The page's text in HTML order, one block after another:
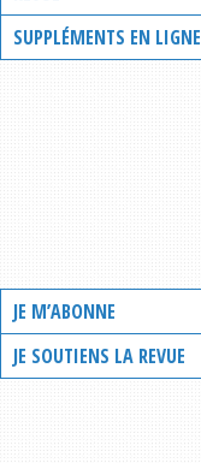
SUPPLÉMENTS EN LIGNE
JE M’ABONNE
JE SOUTIENS LA REVUE